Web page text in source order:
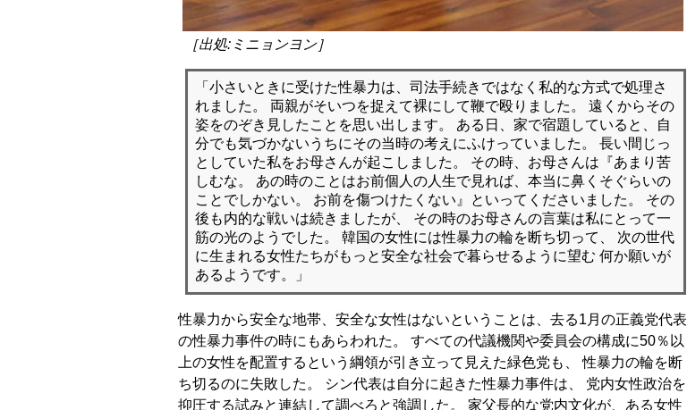
［出処:ミニョンヨン］
「小さいときに受けた性暴力は、司法手続きではなく私的な方式で処理さ
れました。 両親がそいつを捉えて裸にして鞭で殴りました。 遠くからその
姿をのぞき見したことを思い出します。 ある日、家で宿題していると、自
分でも気づかないうちにその当時の考えにふけっていました。 長い間じっ
としていた私をお母さんが起こしました。 その時、お母さんは『あまり苦
しむな。 あの時のことはお前個人の人生で見れば、本当に鼻くそぐらいの
ことでしかない。 お前を傷つけたくない』といってくださいました。 その
後も内的な戦いは続きましたが、 その時のお母さんの言葉は私にとって一
筋の光のようでした。 韓国の女性には性暴力の輪を断ち切って、 次の世代
に生まれる女性たちがもっと安全な社会で暮らせるように望む 何か願いが
あるようです。」
性暴力から安全な地帯、安全な女性はないということは、去る1月の正義党代表
の性暴力事件の時にもあらわれた。 すべての代議機関や委員会の構成に50％以
上の女性を配置するという綱領が引き立って見えた緑色党も、 性暴力の輪を断
ち切るのに失敗した。 シン代表は自分に起きた性暴力事件は、 党内女性政治を
抑圧する試みと連結して調べろと強調した。 家父長的な党内文化が、ある女性